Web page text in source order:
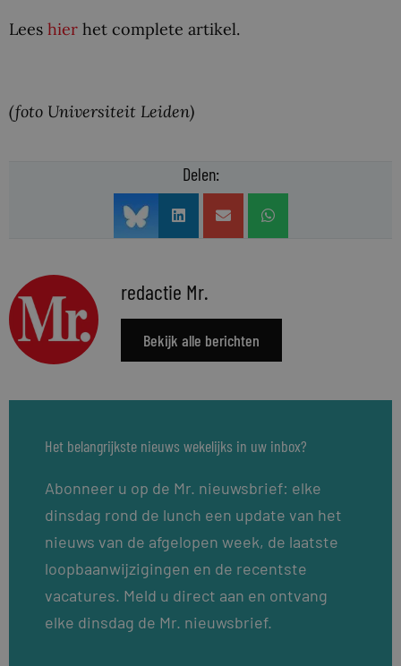
Lees hier het complete artikel.
(foto Universiteit Leiden)
Delen:
redactie Mr.
Bekijk alle berichten
Het belangrijkste nieuws wekelijks in uw inbox?
Abonneer u op de Mr. nieuwsbrief: elke
dinsdag rond de lunch een update van het
nieuws van de afgelopen week, de laatste
loopbaanwijzigingen en de recentste
vacatures. Meld u direct aan en ontvang
elke dinsdag de Mr. nieuwsbrief.